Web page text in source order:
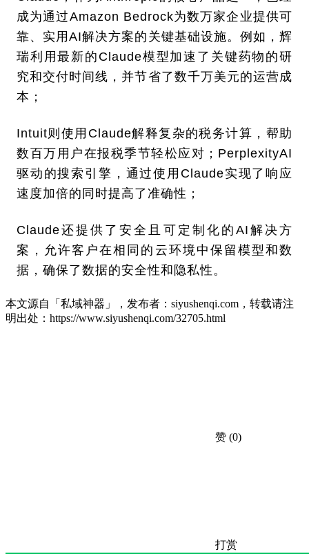
成为通过Amazon Bedrock为数万家企业提供可
靠、实用AI解决方案的关键基础设施。例如，辉
瑞利用最新的Claude模型加速了关键药物的研
究和交付时间线，并节省了数千万美元的运营成
本；
Intuit则使用Claude解释复杂的税务计算，帮助
数百万用户在报税季节轻松应对；PerplexityAI
驱动的搜索引擎，通过使用Claude实现了响应
速度加倍的同时提高了准确性；
Claude还提供了安全且可定制化的AI解决方
案，允许客户在相同的云环境中保留模型和数
据，确保了数据的安全性和隐私性。
本文源自「私域神器」，发布者：siyushenqi.com，转载请注
明出处： https://www.siyushenqi.com/32705.html
赞 (0)
打赏